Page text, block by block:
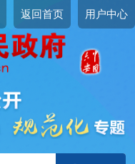
返回首页 用户中心